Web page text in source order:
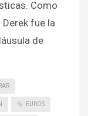
Como
fue la
de
EUROS